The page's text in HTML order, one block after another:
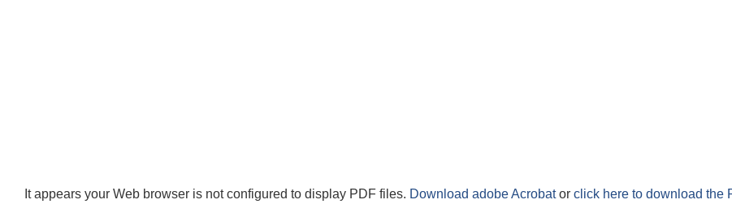
It appears your Web browser is not configured to display PDF files. Download adobe Acrobator click here to download the